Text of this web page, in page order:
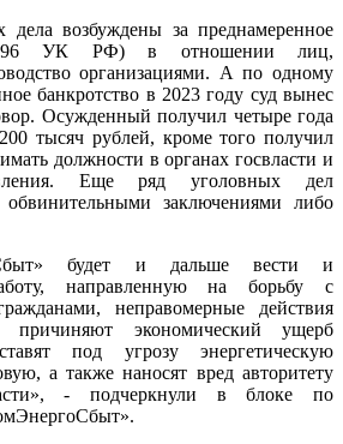
возбуждены за преднамеренное
196 УК РФ) в отношении лиц,
организациями. А по одному
банкротство в 2023 году суд вынес
Осужденный получил четыре года
тысяч рублей, кроме того получил
должности в органах госвласти и
Еще ряд уголовных дел
заключениями либо
будет и дальше вести и
направленную на борьбу с
неправомерные действия
экономический ущерб
под угрозу энергетическую
а также наносят вред авторитету
- подчеркнули в блоке по